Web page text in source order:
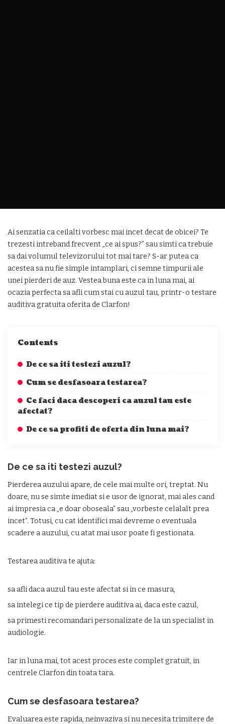
Ai senzatia ca ceilalti vorbesc mai incet decat de obicei? Te
trezesti intreband frecvent „ce ai spus?” sau simti ca trebuie
sa dai volumul televizorului tot mai tare? S-ar putea ca
acestea sa nu fie simple intamplari, ci semne timpurii ale
unei pierderi de auz. Vestea buna este ca in luna mai, ai
ocazia perfecta sa afli cum stai cu auzul tau, printr-o testare
auditiva gratuita oferita de Clarfon!
Contents
De ce sa iti testezi auzul?
Cum se desfasoara testarea?
Ce faci daca descoperi ca auzul tau este
afectat?
De ce sa profiti de oferta din luna mai?
De ce sa iti testezi auzul?
Pierderea auzului apare, de cele mai multe ori, treptat. Nu
doare, nu se simte imediat si e usor de ignorat, mai ales cand
ai impresia ca „e doar oboseala” sau „vorbeste celalalt prea
incet”. Totusi, cu cat identifici mai devreme o eventuala
scadere a auzului, cu atat mai usor poate fi gestionata.
Testarea auditiva te ajuta:
sa afli daca auzul tau este afectat si in ce masura,
sa intelegi ce tip de pierdere auditiva ai, daca este cazul,
sa primesti recomandari personalizate de la un specialist in
audiologie.
Iar in luna mai, tot acest proces este complet gratuit, in
centrele Clarfon din toata tara.
Cum se desfasoara testarea?
Evaluarea este rapida, neinvaziva si nu necesita trimitere de